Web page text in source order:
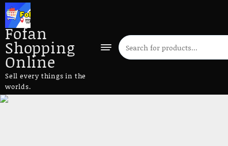
Fofan
Shopping
Online
Sell every things in the
worlds.